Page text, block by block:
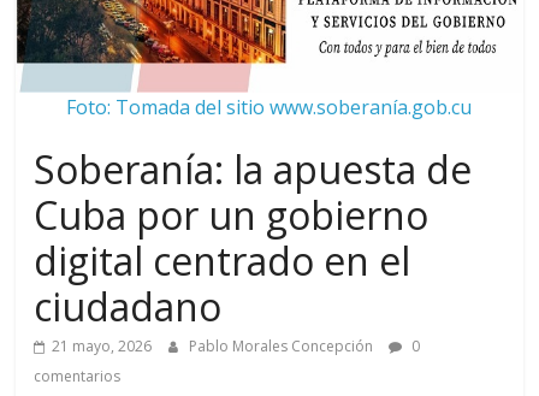
Foto: Tomada del sitio www.soberanía.gob.cu
Soberanía: la apuesta de
Cuba por un gobierno
digital centrado en el
ciudadano
21 mayo, 2026 Pablo Morales Concepción
0
comentarios